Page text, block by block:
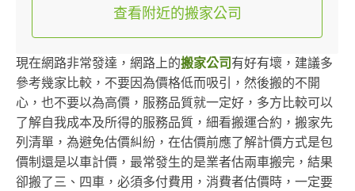
查看附近的搬家公司
現在網路非常發達，網路上的搬家公司 有好有壞，建議多
參考幾家比較，不要因為價格低而吸引，然後搬的不開
心，也不要以為高價，服務品質就一定好，多方比較可以
了解自我成本及所得的服務品質，細看搬運合約，搬家先
列清單，為避免估價糾紛，在估價前應了解計價方式是包
價制還是以車計價，最常發生的是業者估兩車搬完，結果
卻搬了三、四車，必須多付費用，消費者估價時，一定要